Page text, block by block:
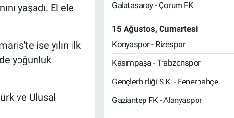
yaşadı. El ele
ise yılın ilk
yoğunluk
ve Ulusal
Galatasaray - Çorum FK
15 Ağustos, Cumartesi
Konyaspor - Rizespor
Kasımpaşa - Trabzonspor
Gençlerbirliği S.K. - Fenerbahçe
Gaziantep FK - Alanyaspor